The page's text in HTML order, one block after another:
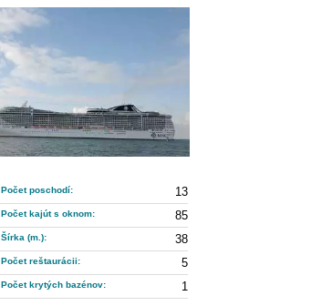
Počet poschodí: 13
Počet kajút s oknom: 85
Šírka (m.): 38
Počet reštaurácii: 5
Počet krytých bazénov: 1